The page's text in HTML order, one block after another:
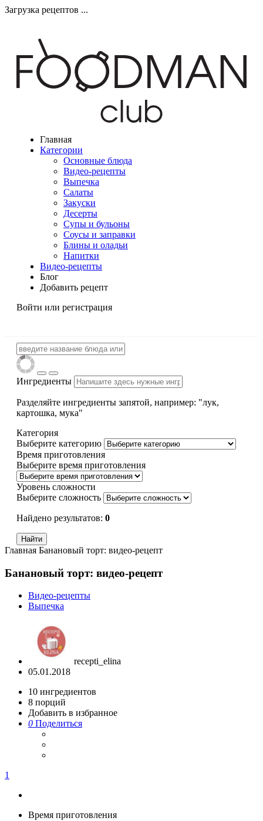
Загрузка рецептов ...
Главная
Категории
Основные блюда
Видео-рецепты
Выпечка
Салаты
Закуски
Десерты
Супы и бульоны
Соусы и заправки
Блины и оладьи
Напитки
Видео-рецепты
Блог
Добавить рецепт
Войти или регистрация
Ингредиенты
Разделяйте ингредиенты запятой, например: "лук,
картошка, мука"
Категория
Выберите категорию
Время приготовления
Выберите время приготовления
Уровень сложности
Выберите сложность
Найдено результатов: 0
Главная Банановый торт: видео-рецепт
Банановый торт: видео-рецепт
Видео-рецепты
Выпечка
recepti_elina
05.01.2018
10 ингредиентов
8 порций
Добавить в избранное
0 Поделиться
1
Время приготовления